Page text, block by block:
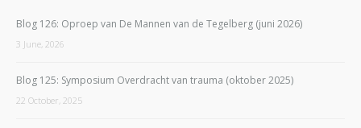
Blog 126: Oproep van De Mannen van de Tegelberg (juni 2026)
3 June, 2026
Blog 125: Symposium Overdracht van trauma (oktober 2025)
22 October, 2025